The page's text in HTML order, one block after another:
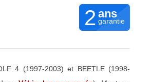
2 ans
garantie
4 (1997-2003) et BEETLE (1998-